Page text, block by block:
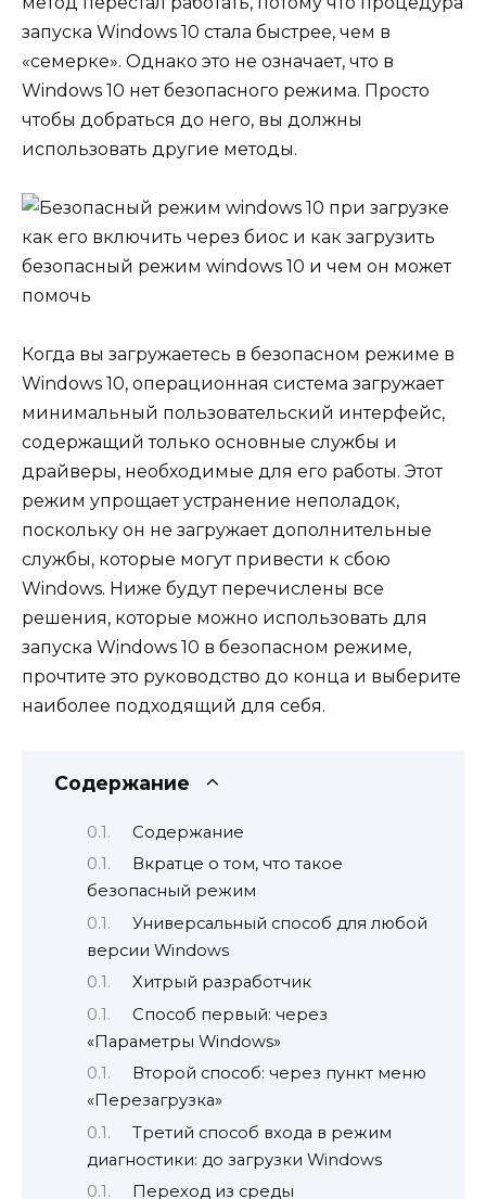
запуска Windows 10 стала быстрее, чем в
«семерке». Однако это не означает, что в
Windows 10 нет безопасного режима. Просто
чтобы добраться до него, вы должны
использовать другие методы.
Когда вы загружаетесь в безопасном режиме в
Windows 10, операционная система загружает
минимальный пользовательский интерфейс,
содержащий только основные службы и
драйверы, необходимые для его работы. Этот
режим упрощает устранение неполадок,
поскольку он не загружает дополнительные
службы, которые могут привести к сбою
Windows. Ниже будут перечислены все
решения, которые можно использовать для
запуска Windows 10 в безопасном режиме,
прочтите это руководство до конца и выберите
наиболее подходящий для себя.
Содержание
Содержание
Вкратце о том, что такое
безопасный режим
Универсальный способ для любой
версии Windows
Хитрый разработчик
Способ первый: через
«Параметры Windows»
Второй способ: через пункт меню
«Перезагрузка»
Третий способ входа в режим
диагностики: до загрузки Windows
Переход из среды